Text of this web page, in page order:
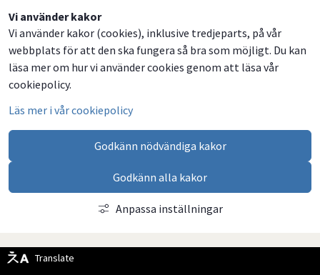
Vi använder kakor
Vi använder kakor (cookies), inklusive tredjeparts, på vår
webbplats för att den ska fungera så bra som möjligt. Du kan
läsa mer om hur vi använder cookies genom att läsa vår
cookiepolicy.
Läs mer i vår cookiepolicy
Godkänn nödvändiga kakor
Godkänn alla kakor
Anpassa inställningar
Translate
Dela
på
Facebook
Dela
på
Twitter
Dela
på
LinkedIn
Dela
via
email